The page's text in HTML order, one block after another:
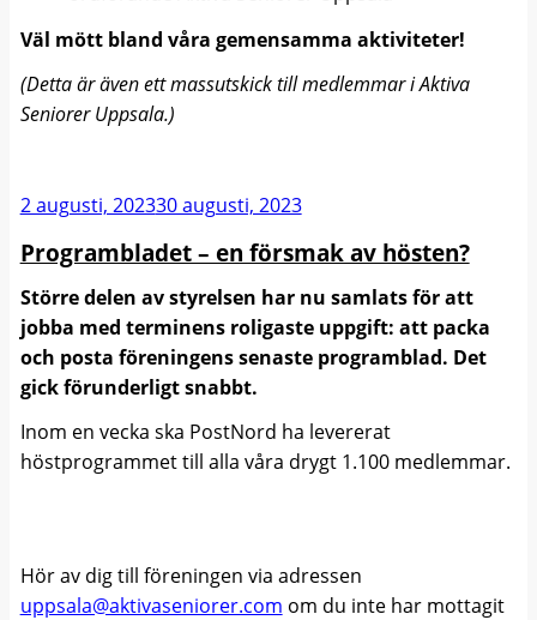
Väl mött bland våra gemensamma aktiviteter!
(Detta är även ett massutskick till medlemmari Aktiva
Seniorer Uppsala.)
Publicerat
2 augusti, 202330 augusti, 2023
Programbladet – en försmak av hösten?
Större delen av styrelsen har nu samlats för att
jobba med terminens roligaste uppgift: att packa
och posta föreningens senaste programblad. Det
gick förunderligt snabbt.
Inom en vecka ska PostNord ha levererat
höstprogrammet till alla våra drygt 1.100 medlemmar.
Hör av dig till föreningen via adressen
uppsala@aktivaseniorer.com om du inte har mottagit